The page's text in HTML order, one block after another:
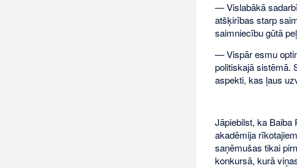
— Vislabākā
atšķirības starp
saimniecību gūtā
— Vispār esmu
politiskajā sistēmā.
aspekti, kas ļaus
Jāpiebilst, ka Baiba
akadēmija
saņēmušas tikai
konkursā, kurā